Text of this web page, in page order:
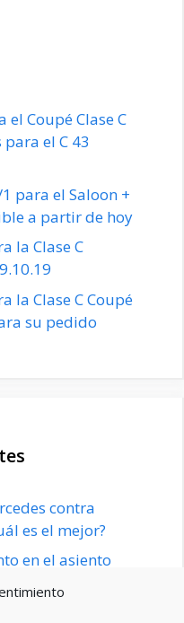
Coupé Clase C
el C 43
para el Saloon +
a partir de hoy
la Clase C
la Clase C Coupé
su pedido
contra
es el mejor?
en el asiento
disponible a